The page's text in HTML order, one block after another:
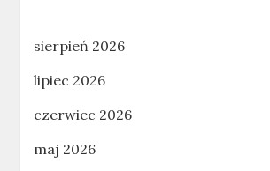
sierpień 2026
lipiec 2026
czerwiec 2026
maj 2026